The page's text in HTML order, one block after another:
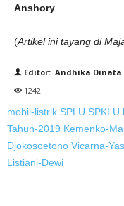
Anshory
(Artikel ini tayang di
Editor: Andhika Dinata
1242
mobil-listrik SPLU SPKLU
Tahun-2019 Kemenko-
Djokosoetono Vicarna-
Listiani-Dewi